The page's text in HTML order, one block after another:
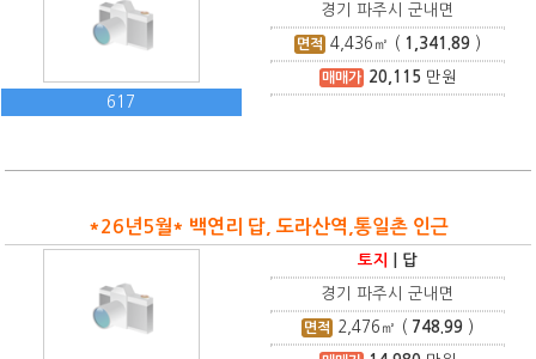
617
경기 파주시 군내면
면적 4,436 ㎡ ( 1,341.89 )
매매가 20,115 만원
*26년5월* 백연리 답, 도라산역,통일촌 인근
토지 답
경기 파주시 군내면
면적 2,476 ㎡ ( 748.99 )